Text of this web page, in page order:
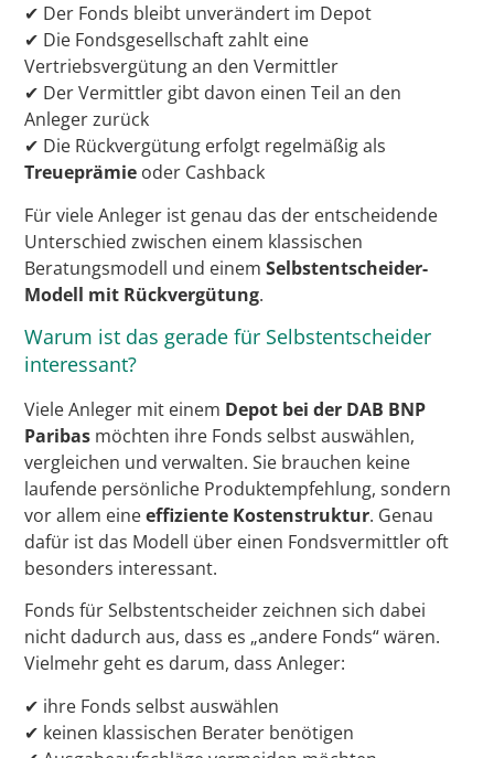
✔ Der Fonds bleibt unverändert im Depot
✔ Die Fondsgesellschaft zahlt eine
Vertriebsvergütung an den Vermittler
✔ Der Vermittler gibt davon einen Teil an den
Anleger zurück
✔ Die Rückvergütung erfolgt regelmäßig als
Treueprämie oder Cashback
Für viele Anleger ist genau das der entscheidende
Unterschied zwischen einem klassischen
Beratungsmodell und einemSelbstentscheider-
Modell mit Rückvergütung.
Warum ist das gerade für Selbstentscheider
interessant?
Viele Anleger mit einem Depot bei der DAB BNP
Paribas möchten ihre Fonds selbst auswählen,
vergleichen und verwalten. Sie brauchen keine
laufende persönliche Produktempfehlung, sondern
vor allem eineeffiziente Kostenstruktur. Genau
dafür ist das Modell über einen Fondsvermittler oft
besonders interessant.
Fonds für Selbstentscheider zeichnen sich dabei
nicht dadurch aus, dass es „andere Fonds“ wären.
Vielmehr geht es darum, dass Anleger:
✔ ihre Fonds selbst auswählen
✔ keinen klassischen Berater benötigen